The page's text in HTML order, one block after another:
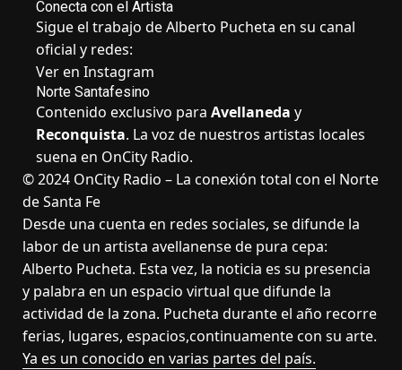
Conecta con el Artista
Sigue el trabajo de Alberto Pucheta en su canal
oficial y redes:
Ver en Instagram
Norte Santafesino
Contenido exclusivo para Avellaneda y
Reconquista. La voz de nuestros artistas locales
suena en OnCity Radio.
© 2024 OnCity Radio – La conexión total con el Norte
de Santa Fe
Desde una cuenta en redes sociales, se difunde la
labor de un artista avellanense de pura cepa:
Alberto Pucheta. Esta vez, la noticia es su presencia
y palabra en un espacio virtual que difunde la
actividad de la zona. Pucheta durante el año recorre
ferias, lugares, espacios,continuamente con su arte.
Ya es un conocido en varias partes del país.